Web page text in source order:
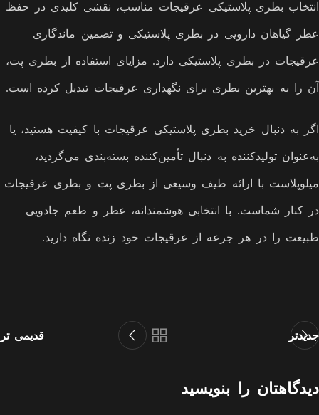
انتخاب بطری پلاستیکی عرقیجات مناسب، نقشی کلیدی در حفظ
عطر گیاهان دارویی در بطری پلاستیکی و تضمین ماندگاری
عرقیجات در بطری پلاستیکی دارد. مزایای استفاده از بطری پت،
آن را به بهترین بطری برای نگهداری عرقیجات تبدیل کرده است.
اگر به دنبال خرید بطری پلاستیکی عرقیجات با کیفیت هستید، یا
به‌عنوان تولیدکننده به دنبال تأمین‌کننده بسته‌بندی می‌گردید،
میلوپلاست با ارائه طیف وسیعی از بطری پت و بطری عرقیجات
در کنار شماست. با انتخابی هوشمندانه، عطر و طعم جادویی
طبیعت را در هر جرعه از عرقیجات خود زنده نگاه دارید.
جدیدتر قدیمی تر
دیدگاهتان را بنویسید